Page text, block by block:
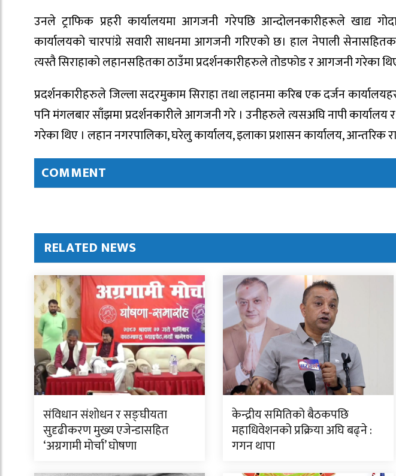
उनले ट्राफिक प्रहरी कार्यालयमा आगजनी गरेपछि आन्दोलनकारीहरूले खाद्य
कार्यालयको चारपांग्रे सवारी साधनमा आगजनी गरिएको छ। हाल नेपाली
त्यस्तै सिराहाको लहानसहितका ठाउँमा प्रदर्शनकारीहरुले तोडफोड र आगजनी गरेका
प्रदर्शनकारीहरुले जिल्ला सदरमुकाम सिराहा तथा लहानमा करिब एक दर्जन
पनि मंगलबार साँझमा प्रदर्शनकारीले आगजनी गरे । उनीहरुले त्यसअघि नापी
गरेका थिए । लहान नगरपालिका, घरेलु कार्यालय, इलाका प्रशासन कार्यालय, आन्तरिक
COMMENT
RELATED NEWS
संविधान संशोधन र सङ्घीयता
सुदृढीकरण मुख्य एजेन्डासहित
‘अग्रगामी मोर्चा’ घोषणा
केन्द्रीय समितिको बैठकपछि
महाधिवेशनको प्रक्रिया अघि बढ्ने :
गगन थापा